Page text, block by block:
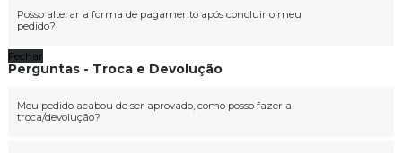
Posso alterar a forma de pagamento após concluir o meu
pedido?
Fechar
Perguntas - Troca e Devolução
Meu pedido acabou de ser aprovado, como posso fazer a
troca/devolução?